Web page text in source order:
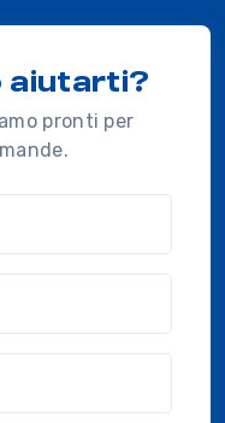
aiutarti?
pronti per